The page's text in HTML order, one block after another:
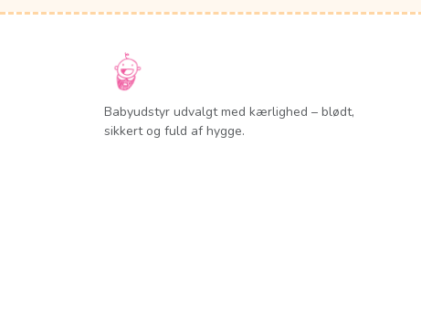
Babyudstyr udvalgt med kærlighed – blødt,
sikkert og fuld af hygge.